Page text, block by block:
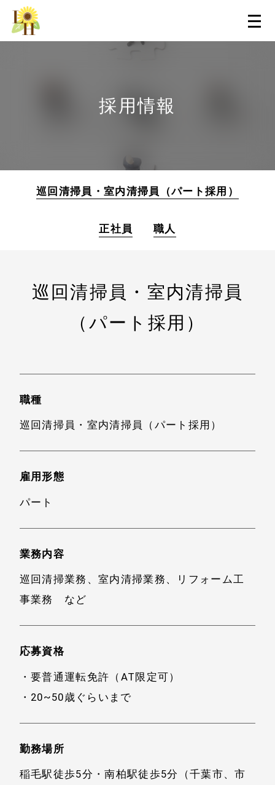
採用情報
巡回清掃員・室内清掃員（パート採用）
正社員 職人
巡回清掃員・室内清掃員
（パート採用）
職種
巡回清掃員・室内清掃員（パート採用）
雇用形態
パート
業務内容
巡回清掃業務、室内清掃業務、リフォーム工
事業務 など
応募資格
・要普通運転免許（AT限定可）
・20~50歳ぐらいまで
勤務場所
稲毛駅徒歩5分・南柏駅徒歩5分（千葉市、市